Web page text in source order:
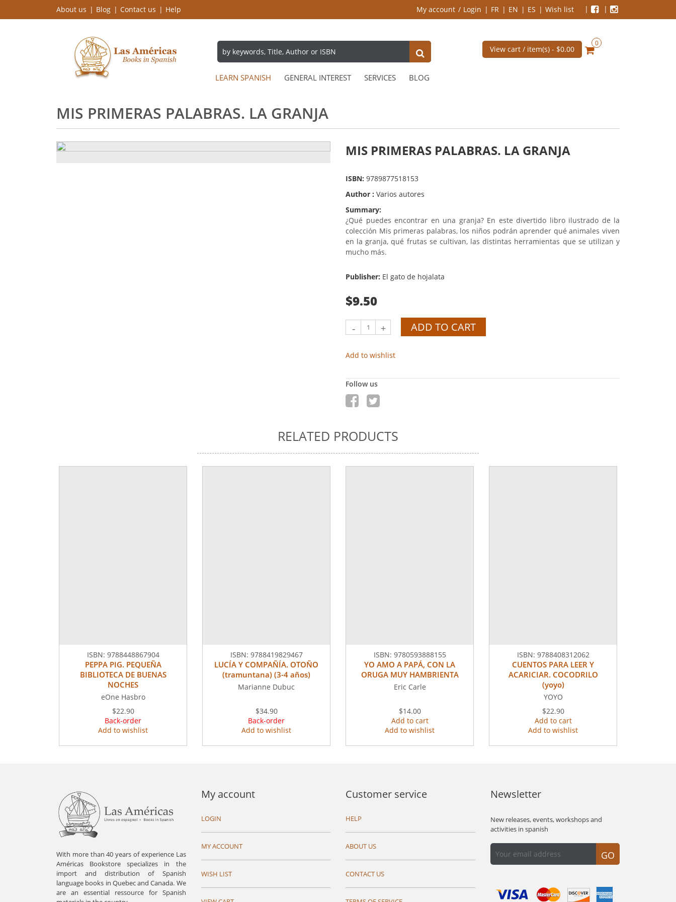
About us Blog Contact us Help My account Login FR EN ES Wish list
View cart / item(s) - $0.00
0
LEARN SPANISH GENERAL INTEREST SERVICES BLOG
MIS PRIMERAS PALABRAS. LA GRANJA
MIS PRIMERAS PALABRAS. LA GRANJA
ISBN: 9789877518153
Author : Varios autores
Summary:
¿Qué puedes encontrar en una granja? En este divertido libro ilustrado de la
colección Mis primeras palabras, los niños podrán aprender qué animales viven
en la granja, qué frutas se cultivan, las distintas herramientas que se utilizan y
mucho más.
Publisher: El gato de hojalata
$9.50
- + ADD TO CART
Add to wishlist
Follow us
RELATED PRODUCTS
ISBN: 9788448867904
PEPPA PIG. PEQUEÑA
BIBLIOTECA DE BUENAS
NOCHES
eOne Hasbro
$22.90
Back-order
Add to wishlist
ISBN: 9788419829467
LUCÍA Y COMPAÑÍA. OTOÑO
(tramuntana) (3-4 años)
Marianne Dubuc
$34.90
Back-order
Add to wishlist
ISBN: 9780593888155
YO AMO A PAPÁ, CON LA
ORUGA MUY HAMBRIENTA
Eric Carle
$14.00
Add to cart
Add to wishlist
ISBN: 9788408312062
CUENTOS PARA LEER Y
ACARICIAR. COCODRILO
(yoyo)
YOYO
$22.90
Add to cart
Add to wishlist
With more than 40 years of experience Las
Américas Bookstore specializes in the
import and distribution of Spanish
language books in Quebec and Canada. We
are an essential ressource for Spanish
My account
LOGIN
MY ACCOUNT
WISH LIST
Customer service
HELP
ABOUT US
CONTACT US
Newsletter
New releases, events, workshops and
activities in spanish
GO